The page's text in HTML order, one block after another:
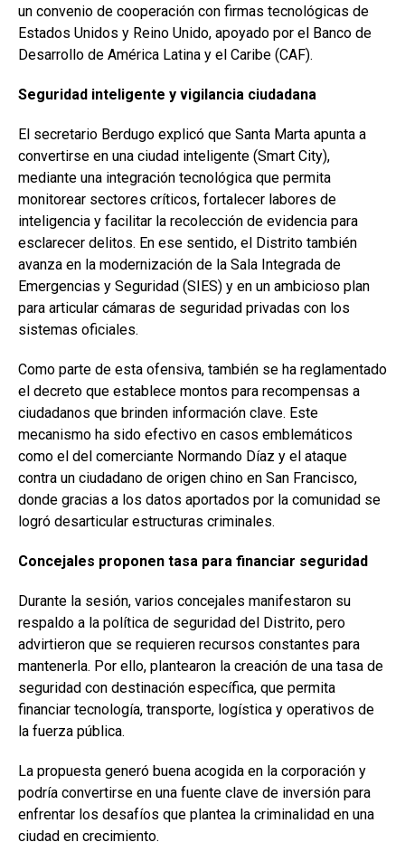
un convenio de cooperación con firmas tecnológicas de
Estados Unidos y Reino Unido, apoyado por el Banco de
Desarrollo de América Latina y el Caribe (CAF).
Seguridad inteligente y vigilancia ciudadana
El secretario Berdugo explicó que Santa Marta apunta a
convertirse en una ciudad inteligente (Smart City),
mediante una integración tecnológica que permita
monitorear sectores críticos, fortalecer labores de
inteligencia y facilitar la recolección de evidencia para
esclarecer delitos. En ese sentido, el Distrito también
avanza en la modernización de la Sala Integrada de
Emergencias y Seguridad (SIES) y en un ambicioso plan
para articular cámaras de seguridad privadas con los
sistemas oficiales.
Como parte de esta ofensiva, también se ha reglamentado
el decreto que establece montos para recompensas a
ciudadanos que brinden información clave. Este
mecanismo ha sido efectivo en casos emblemáticos
como el del comerciante Normando Díaz y el ataque
contra un ciudadano de origen chino en San Francisco,
donde gracias a los datos aportados por la comunidad se
logró desarticular estructuras criminales.
Concejales proponen tasa para financiar seguridad
Durante la sesión, varios concejales manifestaron su
respaldo a la política de seguridad del Distrito, pero
advirtieron que se requieren recursos constantes para
mantenerla. Por ello, plantearon la creación de una tasa de
seguridad con destinación específica, que permita
financiar tecnología, transporte, logística y operativos de
la fuerza pública.
La propuesta generó buena acogida en la corporación y
podría convertirse en una fuente clave de inversión para
enfrentar los desafíos que plantea la criminalidad en una
ciudad en crecimiento.